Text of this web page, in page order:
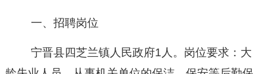
一、招聘岗位
宁晋县四芝兰镇人民政府1人。岗位要求：大